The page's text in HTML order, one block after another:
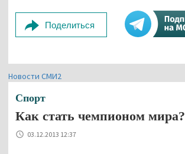
Поделиться
Новости СМИ2
Спорт
Как стать чемпионом мира?
03.12.2013 12:37